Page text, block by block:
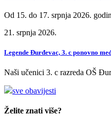
Od 15. do 17. srpnja 2026.
21. srpnja 2026.
Legende Đurđevac, 3. c ponovno
Naši učenici 3. c razreda OŠ
sve obavijesti
Želite znati više?